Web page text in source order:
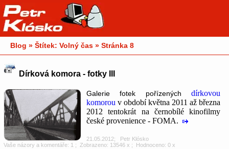
Blog » Štítek: Volný čas » Stránka 8
Dírková komora - fotky III
Galerie fotek pořízených dírkovou
komorou v období května 2011 až března
2012 tentokrát na černobílé kinofilmy
české provenience - FOMA.
21.05.2012; Petr Klósko
Vaše názory a komentáře: 1 ; Zobrazeno: 13546 x ; Hodnoceno: 0 x